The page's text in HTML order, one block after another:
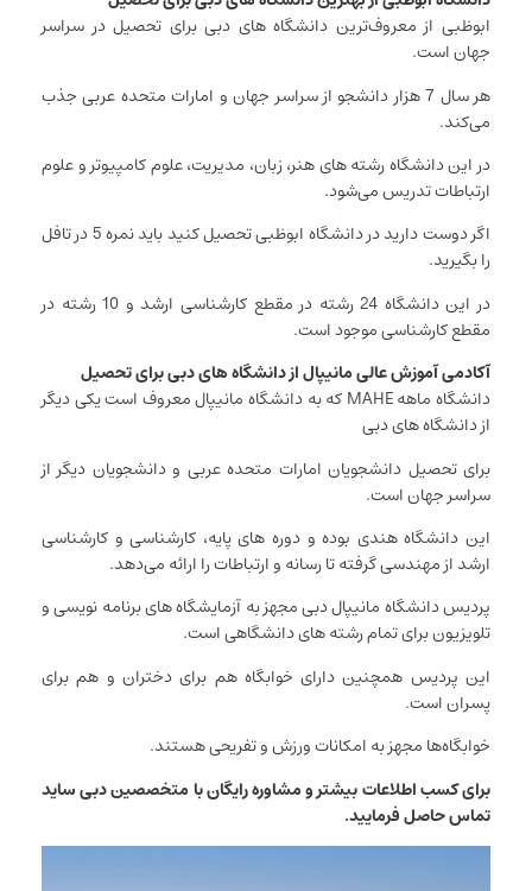
ابوظبی از معروف‌ترین دانشگاه های دبی برای تحصیل در سراسر
جهان است.
هر سال 7 هزار دانشجو از سراسر جهان و امارات متحده عربی جذب
می‌کند.
در این دانشگاه رشته های هنر، زبان، مدیریت، علوم کامپیوتر و علوم
ارتباطات تدریس می‌شود.
اگر دوست دارید در دانشگاه ابوظبی تحصیل کنید باید نمره 5 در تافل
را بگیرید.
در این دانشگاه 24 رشته در مقطع کارشناسی ارشد و 10 رشته در
مقطع کارشناسی موجود است.
آکادمی آموزش عالی مانیپال از دانشگاه های دبی برای تحصیل
دانشگاه ماهه MAHE که به دانشگاه مانیپال معروف است یکی دیگر
از دانشگاه های دبی
برای تحصیل دانشجویان امارات متحده عربی و دانشجویان دیگر از
سراسر جهان است.
این دانشگاه هندی بوده و دوره های پایه، کارشناسی و کارشناسی
ارشد از مهندسی گرفته تا رسانه و ارتباطات را ارائه می‌دهد.
پردیس دانشگاه مانیپال دبی مجهز به آزمایشگاه های برنامه نویسی و
تلویزیون برای تمام رشته های دانشگاهی است.
این پردیس همچنین دارای خوابگاه هم برای دختران و هم برای
پسران است.
خوابگاه‌ها مجهز به امکانات ورزش و تفریحی هستند.
برای کسب اطلاعات بیشتر و مشاوره رایگان با متخصصین دبی ساید
تماس حاصل فرمایید.